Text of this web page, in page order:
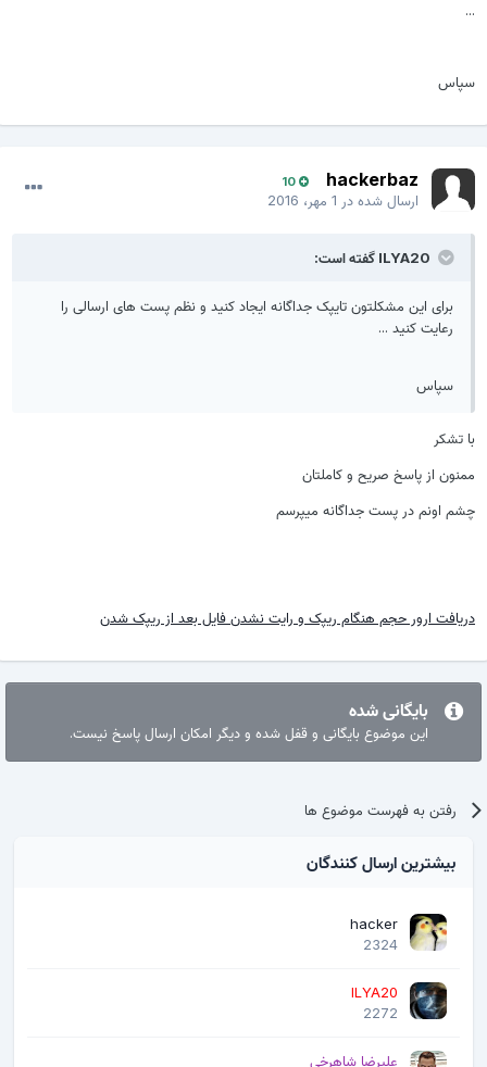
hackerbaz
ارسال شده در1 مهر، 2016
ILYA20 گفته است:
برای این مشکلتون تایپک جداگانه ایجاد کنید و نظم پست های ارسالی را
رعایت کنید ...
سپاس
تشکر
از پاسخ صریح و کاملتان
اونم در پست جداگانه میپرسم
ارور حجم هنگام ریپک و رایت نشدن فایل بعد از ریپک شدن
بایگانی شده
این موضوع بایگانی و قفل شده و دیگر امکان ارسال پاسخ نیست.
رفتن به فهرست موضوع ها
بیشترین ارسال کنندگان
hacker
2324
ILYA20
2272
علیرضا شاهرخی